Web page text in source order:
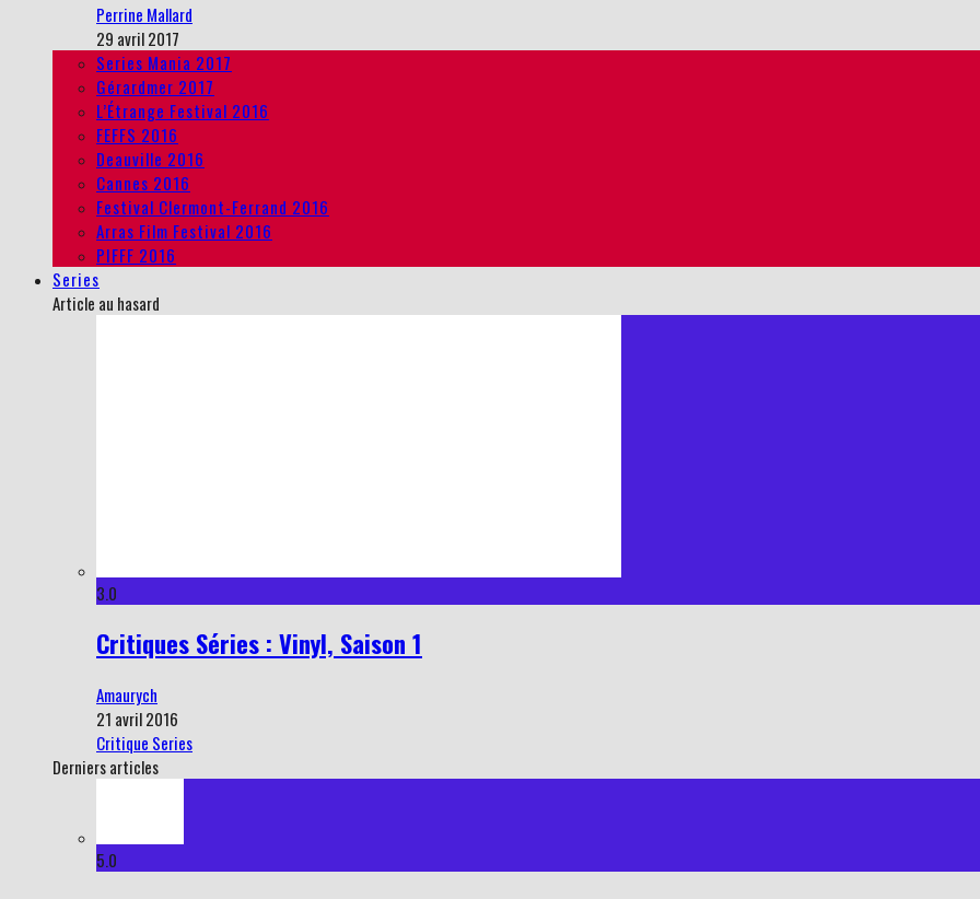
Perrine Mallard
29 avril 2017
Series Mania 2017
Gérardmer 2017
L’Étrange Festival 2016
FEFFS 2016
Deauville 2016
Cannes 2016
Festival Clermont-Ferrand 2016
Arras Film Festival 2016
PIFFF 2016
Series
Article au hasard
3.0
Critiques Séries : Vinyl, Saison 1
Amaurych
21 avril 2016
Critique Series
Derniers articles
5.0